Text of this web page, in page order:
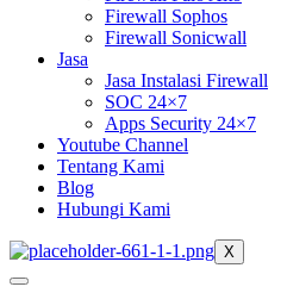
Firewall Sophos
Firewall Sonicwall
Jasa
Jasa Instalasi Firewall
SOC 24×7
Apps Security 24×7
Youtube Channel
Tentang Kami
Blog
Hubungi Kami
X